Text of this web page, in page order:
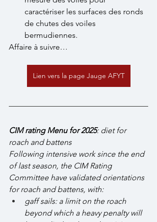
caractériser les surfaces des ronds
de chutes des voiles
bermudiennes.
Affaire à suivre…
Lien vers la page Jauge AFYT
CIM rating Menu for 2025: diet for
roach and battens
Following intensive work since the end
of last season, the CIM Rating
Committee have validated orientations
for roach and battens, with:
gaff sails: a limit on the roach
beyond which a heavy penalty will